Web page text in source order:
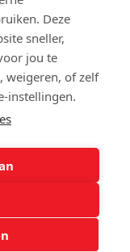
Deze
sneller,
jou te
weigeren, of zelf
instellingen.